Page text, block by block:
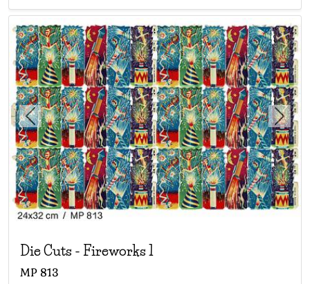
Die Cuts - Fireworks 1
MP813
Previous Next